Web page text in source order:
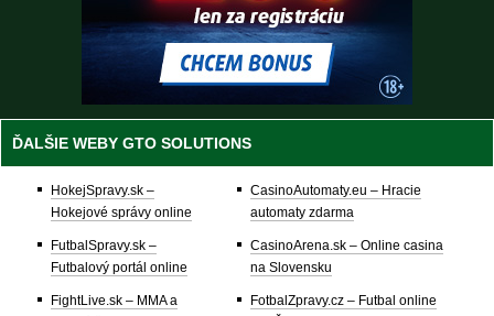
ĎALŠIE WEBY GTO SOLUTIONS
HokejSpravy.sk –
Hokejové správy online
FutbalSpravy.sk –
Futbalový portál online
FightLive.sk – MMA a
CasinoAutomaty.eu – Hracie
automaty zdarma
CasinoArena.sk – Online casina
na Slovensku
FotbalZpravy.cz – Futbal online